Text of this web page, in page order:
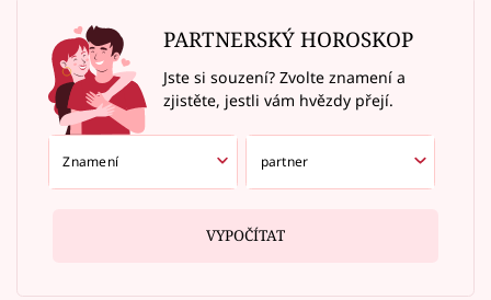
PARTNERSKÝ HOROSKOP
Jste si souzení? Zvolte znamení a
zjistěte, jestli vám hvězdy přejí.
VYPOČÍTAT